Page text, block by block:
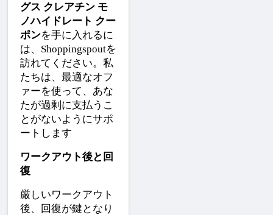
グス クレアチン モ
ノハイドレート クー
ポンを手に入れるに
は、Shoppingspoutを
訪れてください。私
たちは、最適なオフ
ァーを使って、あな
たが過剰に支払うこ
とがないようにサポ
ートします
ワークアウト後と回
復
厳しいワークアウト
後、回復が鍵となり